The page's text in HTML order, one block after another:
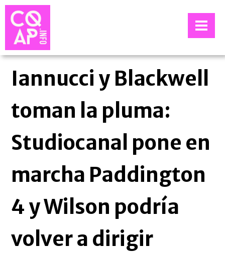
Iannucci y Blackwell
toman la pluma:
Studiocanal pone en
marcha Paddington
4 y Wilson podría
volver a dirigir